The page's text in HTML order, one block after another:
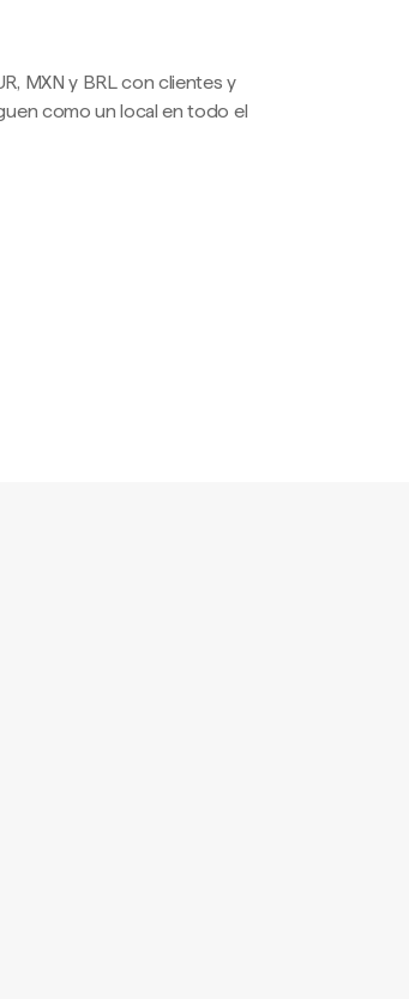
MXN y BRL con clientes y
como un local en todo el